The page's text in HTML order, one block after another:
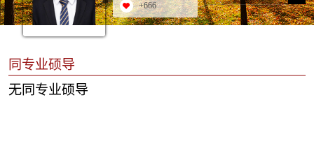
+666
同专业硕导
无同专业硕导